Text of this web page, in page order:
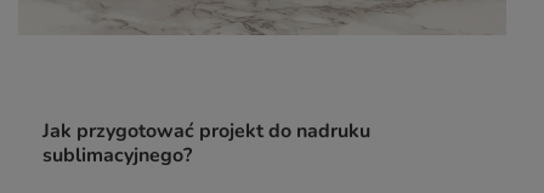
Jak przygotować projekt do nadruku
sublimacyjnego?